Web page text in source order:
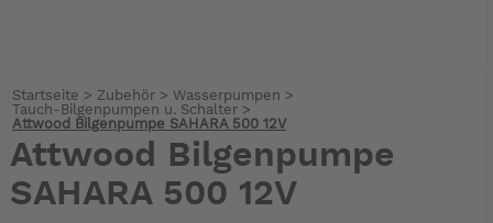
Startseite > Zubehör> Wasserpumpen >
Tauch-Bilgenpumpen u. Schalter>
Attwood Bilgenpumpe SAHARA 500 12V
Attwood Bilgenpumpe
SAHARA 500 12V